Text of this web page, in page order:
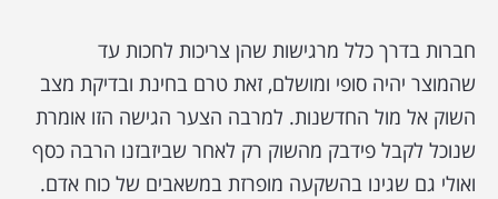
חברות בדרך כלל מרגישות שהן צריכות לחכות עד
שהמוצר יהיה סופי ומושלם, זאת טרם בחינת ובדיקת מצב
השוק אל מול החדשנות. למרבה הצער הגישה הזו אומרת
שנוכל לקבל פידבק מהשוק רק לאחר שביזבזנו הרבה כסף
ואולי גם שגינו בהשקעה מופרזת במשאבים של כוח אדם.